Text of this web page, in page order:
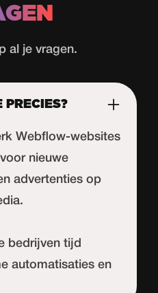
al je vragen.
PRECIES?
Webflow-websites
nieuwe
advertenties op
bedrijven tijd
automatisaties en